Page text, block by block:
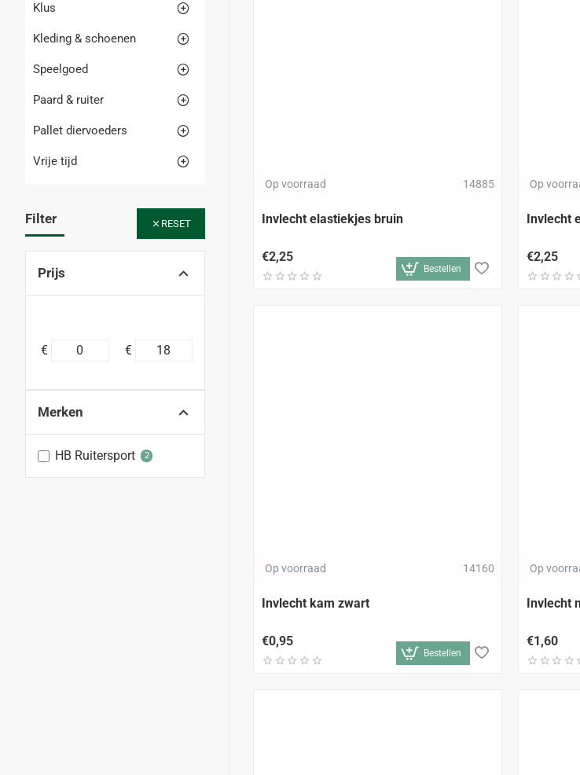
Klus
Kleding & schoenen
Speelgoed
Paard & ruiter
Pallet diervoeders
Vrije tijd
Filter RESET
Prijs
€ €
Merken
HB Ruitersport 2
Op voorraad 14885
Invlecht elastiekjes bruin
€2,25
Bestellen
Op
Invlecht
€2,25
Op voorraad 14160
Invlecht kam zwart
€0,95
Bestellen
Op
Invlecht
€1,60